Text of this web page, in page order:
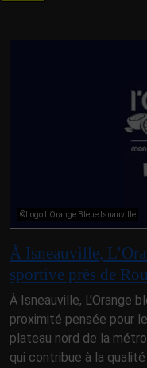
©Logo L'Orange Bleue Isnauville
À Isneauville,
sportive près de
À Isneauville, L’Orange
proximité pensée pour
plateau nord de la
qui contribue à la